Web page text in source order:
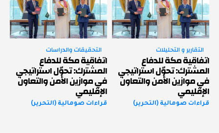
التقارير و التحليلات
اتفاقية مكة للدفاع
المشترك: تحوّل استراتيجي
في موازين الأمن والتعاون
الإقليمي
قراءات صومالية (التحرير)
التحقيقات والدراسات
اتفاقية مكة للدفاع
المشترك: تحوّل استراتيجي
في موازين الأمن والتعاون
الإقليمي
قراءات صومالية (التحرير)